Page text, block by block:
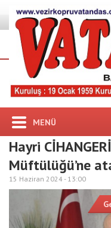
MENÜ
Hayri
Müftülüğü’ne
15 Haziran 2024 - 13:00